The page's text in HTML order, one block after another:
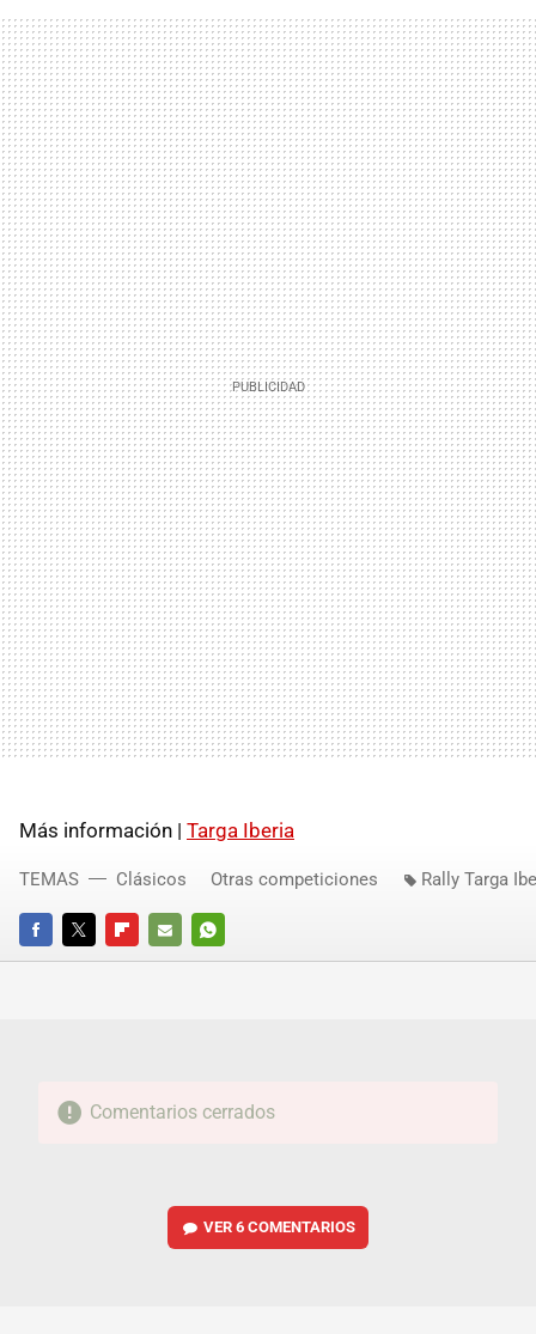
Más información | Targa Iberia
FACEBOOKTWITTERFLIPBOARD
E-
WHATSAPP
TEMAS Clásicos Otras competiciones Rally Targa
Comentarios cerrados
VER6 COMENTARIOS